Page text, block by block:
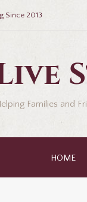
Since 2013
Families and
HOME